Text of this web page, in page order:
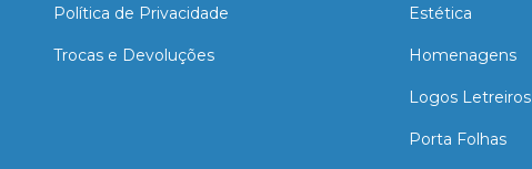
Política de Privacidade
Trocas e Devoluções
Estética
Homenagens
Logos Letreiros
Porta Folhas